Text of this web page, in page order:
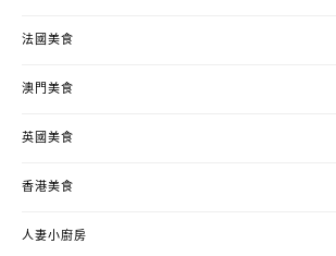
法國美食
澳門美食
英國美食
香港美食
人妻小廚房